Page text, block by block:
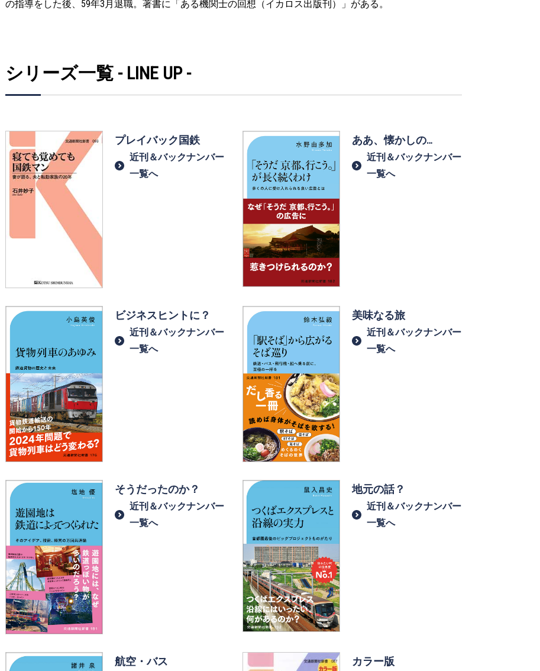
の指導をした後、59年3月退職。著書に「ある機関士の回想（イカロス出版刊）」がある。
シリーズ一覧 - LINE UP -
プレイバック国鉄
近刊＆バックナンバー
一覧へ
ああ、懐かしの…
近刊＆バックナンバー
一覧へ
ビジネスヒントに？
近刊＆バックナンバー
一覧へ
美味なる旅
近刊＆バックナンバー
一覧へ
そうだったのか？
近刊＆バックナンバー
一覧へ
地元の話？
近刊＆バックナンバー
一覧へ
航空・バス カラー版